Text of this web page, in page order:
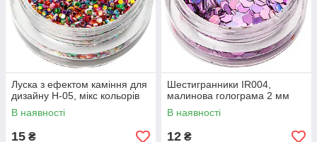
Луска з ефектом каміння для
дизайну H-05, мікс кольорів
В наявності
15 ₴
Шестигранники IR004,
малинова голограма 2 мм
В наявності
12 ₴